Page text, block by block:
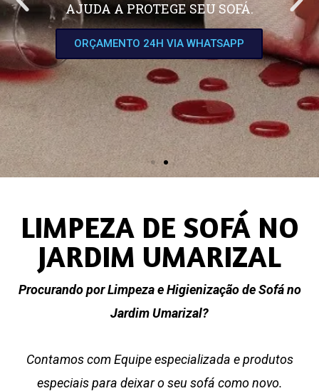
AJUDA A PROTEGE SEU SOFÁ.
ORÇAMENTO 24H VIA WHATSAPP
LIMPEZA DE SOFÁ NO
JARDIM UMARIZAL
Procurando por Limpeza e Higienização de Sofá no
Jardim Umarizal?
Contamos com Equipe especializada e produtos
especiais para deixar o seu sofá como novo.